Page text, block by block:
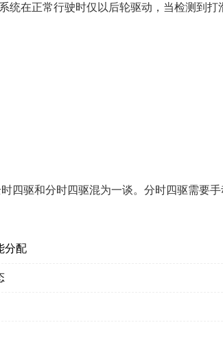
统在正常行驶时仅以后轮驱动，当检测到
四驱和分时四驱混为一谈。分时四驱需要
分配